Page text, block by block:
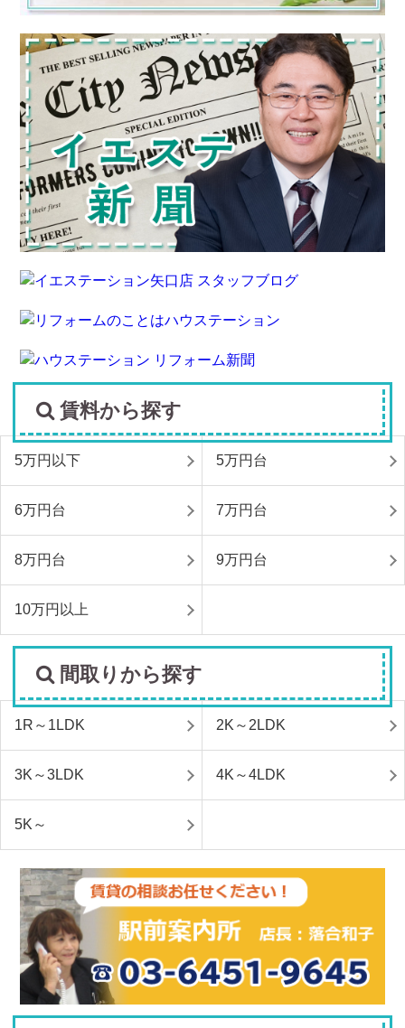
賃料から探す
5万円以下 5万円台
6万円台 7万円台
8万円台 9万円台
10万円以上
間取りから探す
1R～1LDK 2K～2LDK
3K～3LDK 4K～4LDK
5K～